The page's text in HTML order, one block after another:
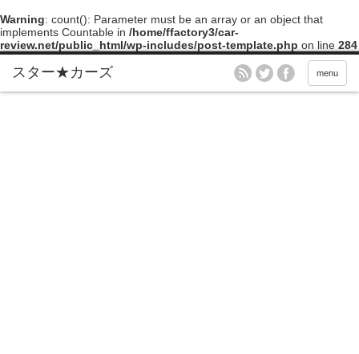
Warning: count(): Parameter must be an array or an object that
implements Countable in /home/ffactory3/car-
review.net/public_html/wp-includes/post-template.php on line 284
menu